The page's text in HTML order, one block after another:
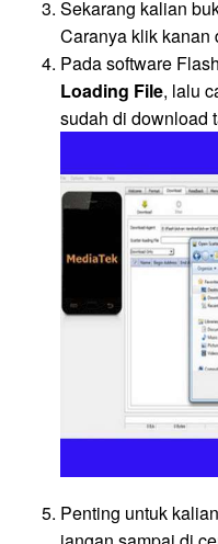
Sekarang kalian
Caranya klik kanan
Pada software
Loading File, lalu
sudah di download
Penting untuk